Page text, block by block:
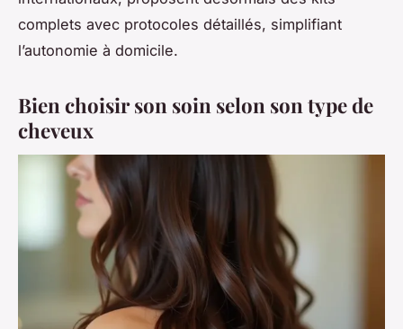
complets avec protocoles détaillés, simplifiant
l’autonomie à domicile.
Bien choisir son soin selon son type de
cheveux